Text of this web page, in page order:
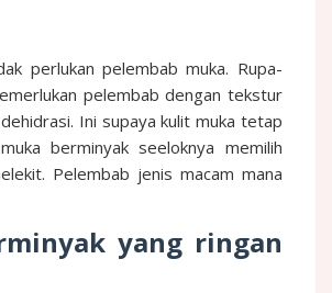
perlukan pelembab muka. Rupa-
pelembab dengan tekstur
Ini supaya kulit muka tetap
berminyak seeloknya memilih
Pelembab jenis macam mana
yang ringan